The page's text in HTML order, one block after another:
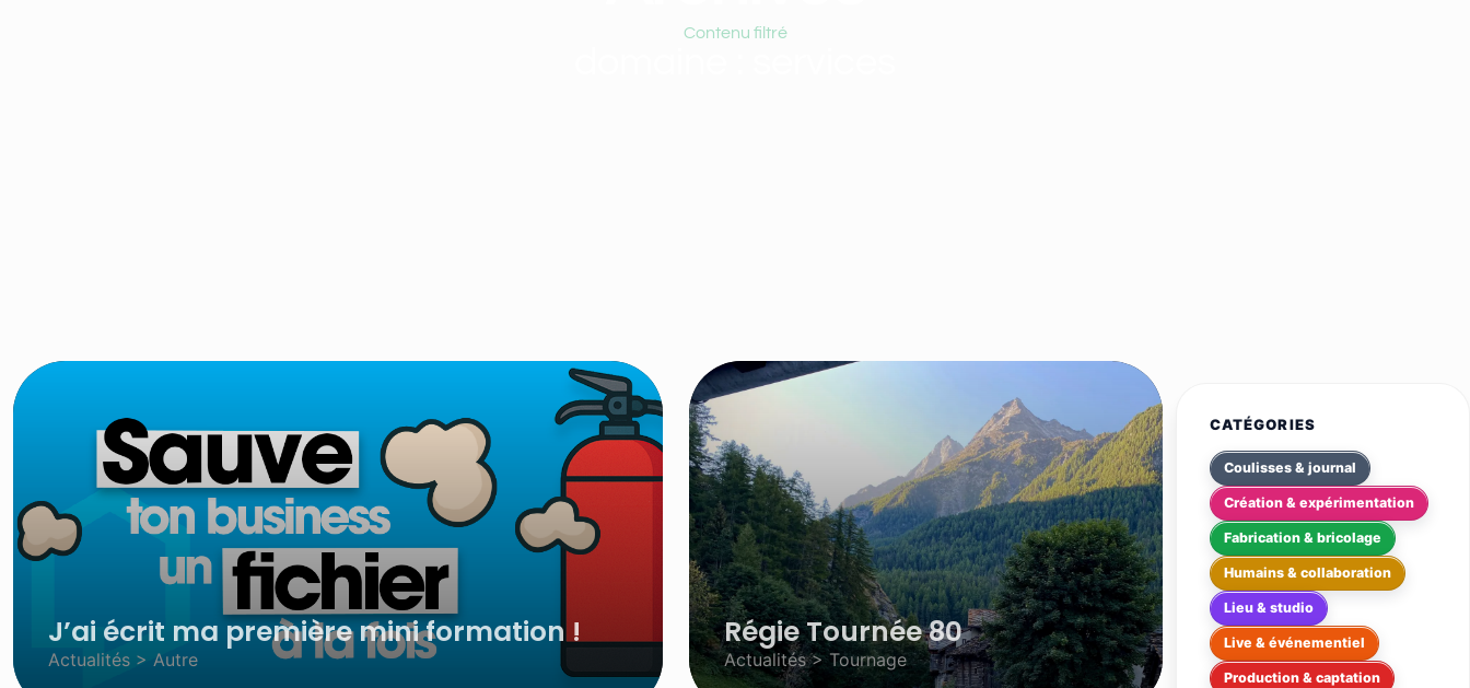
Contenu filtré
J’ai écrit ma première mini formation !
Actualités > Autre
Régie Tournée 80
Actualités > Tournage
CATÉGORIES
Coulisses & journal
Création & expérimentation
Fabrication & bricolage
Humains & collaboration
Lieu & studio
Live & événementiel
Production & captation